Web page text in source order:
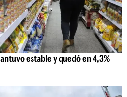
estable y quedó en 4,3%